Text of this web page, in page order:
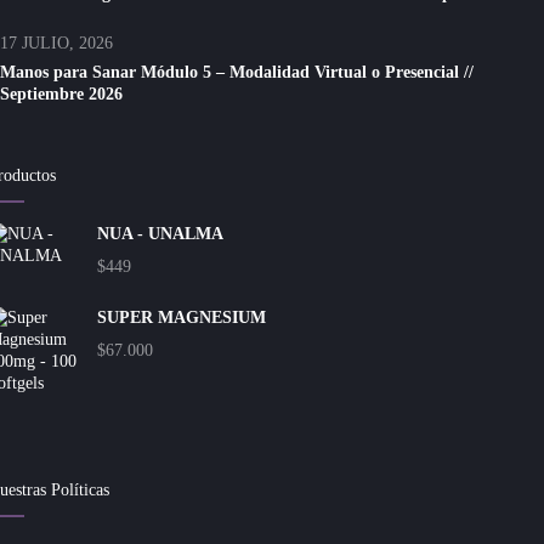
17 JULIO, 2026
Manos para Sanar Módulo 5 – Modalidad Virtual o Presencial //
Septiembre 2026
NUA - UNALMA
$449
SUPER MAGNESIUM
$67.000
Políticas